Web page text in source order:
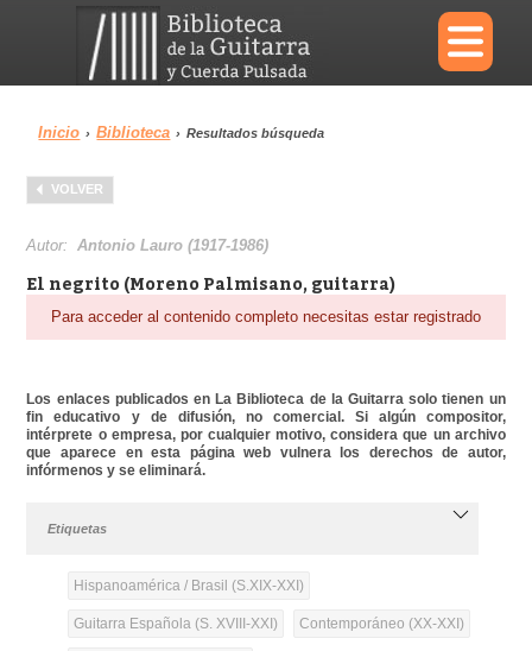
×
Menu
Biblioteca
Inicio › Biblioteca › Resultados búsqueda
VOLVER
Autor:Antonio Lauro (1917-1986)
El negrito (Moreno Palmisano, guitarra)
Para acceder al contenido completo necesitas estar registrado
Los enlaces publicados en La Biblioteca de la Guitarra solo tienen un
fin educativo y de difusión, no comercial. Si algún compositor,
intérprete o empresa, por cualquier motivo, considera que un archivo
que aparece en esta página web vulnera los derechos de autor,
infórmenos y se eliminará.
Etiquetas
Hispanoamérica / Brasil (S.XIX-XXI)
Guitarra Española (S. XVIII-XXI) Contemporáneo (XX-XXI)